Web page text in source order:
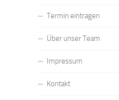
Termin eintragen
Über unser Team
Impressum
Kontakt